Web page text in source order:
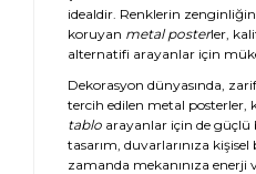
idealdir. Renklerin
koruyan metal posterler,
alternatifi arayanlar için
Dekorasyon dünyasında,
tercih edilen metal posterler,
tablo arayanlar için de
tasarım, duvarlarınıza
zamanda mekanınıza enerji